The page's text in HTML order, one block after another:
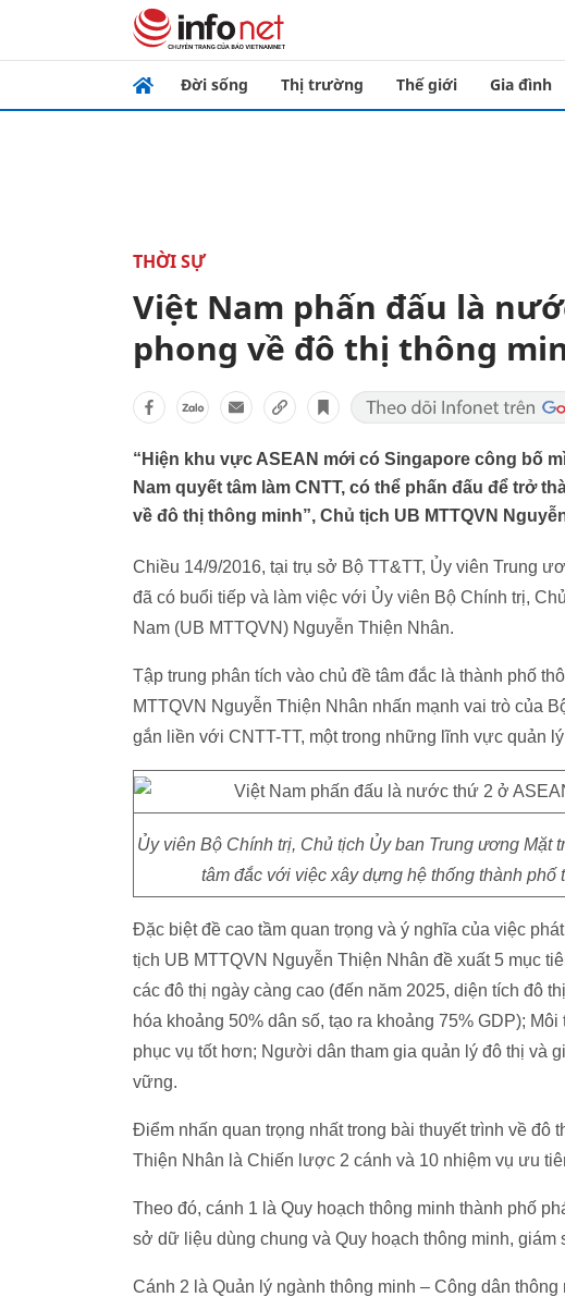
Đời sống Thị trường Thế giới Gia đình
THỜI SỰ
Việt Nam phấn đấu là
phong về đô thị thông
“Hiện khu vực ASEAN mới có Singapore công bố
Nam quyết tâm làm CNTT, có thể phấn đấu để trở
về đô thị thông minh”, Chủ tịch UB MTTQVN
Chiều 14/9/2016, tại trụ sở Bộ TT&TT, Ủy viên Trung
đã có buổi tiếp và làm việc với Ủy viên Bộ Chính trị,
Nam (UB MTTQVN) Nguyễn Thiện Nhân.
Tập trung phân tích vào chủ đề tâm đắc là thành phố
MTTQVN Nguyễn Thiện Nhân nhấn mạnh vai trò của
gắn liền với CNTT-TT, một trong những lĩnh vực quản
Ủy viên Bộ Chính trị, Chủ tịch Ủy ban Trung ương
tâm đắc với việc xây dựng hệ thống thành
Đặc biệt đề cao tầm quan trọng và ý nghĩa của việc
tịch UB MTTQVN Nguyễn Thiện Nhân đề xuất 5 mục
các đô thị ngày càng cao (đến năm 2025, diện tích đô
hóa khoảng 50% dân số, tạo ra khoảng 75% GDP);
phục vụ tốt hơn; Người dân tham gia quản lý đô thị và
vững.
Điểm nhấn quan trọng nhất trong bài thuyết trình về đô
Thiện Nhân là Chiến lược 2 cánh và 10 nhiệm vụ ưu
Theo đó, cánh 1 là Quy hoạch thông minh thành phố
sở dữ liệu dùng chung và Quy hoạch thông minh, giám
Cánh 2 là Quản lý ngành thông minh – Công dân